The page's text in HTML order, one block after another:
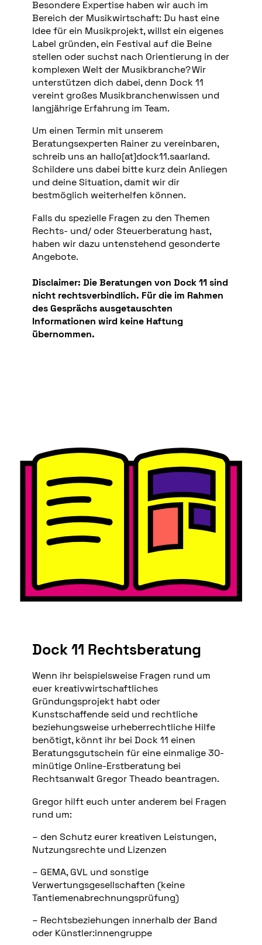
Besondere Expertise haben wir auch im
Bereich der Musikwirtschaft: Du hast eine
Idee für ein Musikprojekt, willst ein eigenes
Label gründen, ein Festival auf die Beine
stellen oder suchst nach Orientierung in der
komplexen Welt der Musikbranche? Wir
unterstützen dich dabei, denn Dock 11
vereint großes Musikbranchenwissen und
langjährige Erfahrung im Team.
Um einen Termin mit unserem
Beratungsexperten Rainer zu vereinbaren,
schreib uns an hallo[at]dock11.saarland.
Schildere uns dabei bitte kurz dein Anliegen
und deine Situation, damit wir dir
bestmöglich weiterhelfen können.
Falls du spezielle Fragen zu den Themen
Rechts- und/ oder Steuerberatung hast,
haben wir dazu untenstehend gesonderte
Angebote.
Disclaimer: Die Beratungen von Dock 11 sind
nicht rechtsverbindlich. Für die im Rahmen
des Gesprächs ausgetauschten
Informationen wird keine Haftung
übernommen.
Dock 11 Rechtsberatung
Wenn ihr beispielsweise Fragen rund um
euer kreativwirtschaftliches
Gründungsprojekt habt oder
Kunstschaffende seid und rechtliche
beziehungsweise urheberrechtliche Hilfe
benötigt, könnt ihr bei Dock 11 einen
Beratungsgutschein für eine einmalige 30-
minütige Online-Erstberatung bei
Rechtsanwalt Gregor Theado beantragen.
Gregor hilft euch unter anderem bei Fragen
rund um:
– den Schutz eurer kreativen Leistungen,
Nutzungsrechte und Lizenzen
– GEMA, GVL und sonstige
Verwertungsgesellschaften (keine
Tantiemenabrechnungsprüfung)
– Rechtsbeziehungen innerhalb der Band
oder Künstler:innengruppe